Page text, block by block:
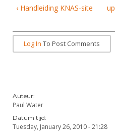
Verenigingsondersteuning
Overschrijven leden
Nieuws
Import inschrijvingen uit Nahouw
Verwerk wedstrijduitslagen
Opleidingen
Archief
ALV
Touché
‹ Handleiding KNAS-site up
Log In To Post Comments
Auteur:
Paul Water
Datum tijd:
Tuesday, January 26, 2010 - 21:28